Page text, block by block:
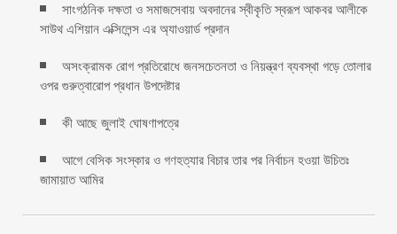
সাংগঠনিক দক্ষতা ও সমাজসেবায় অবদানের স্বীকৃতি স্বরূপ আকবর আলীকে
সাউথ এশিয়ান এক্সিলেন্স এর অ্যাওয়ার্ড প্রদান
অসংক্রামক রোগ প্রতিরোধে জনসচেতনতা ও নিয়ন্ত্রণ ব্যবস্থা গড়ে তোলার
ওপর গুরুত্বারোপ প্রধান উপদেষ্টার
কী আছে জুলাই ঘোষণাপত্রে
আগে বেসিক সংস্কার ও গণহত্যার বিচার তার পর নির্বাচন হওয়া উচিতঃ
জামায়াত আমির